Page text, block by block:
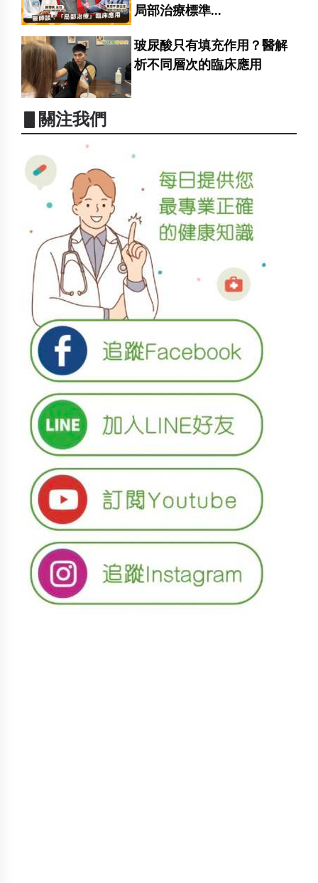
局部治療標準...
玻尿酸只有填充作用？醫解
析不同層次的臨床應用
▋關注我們